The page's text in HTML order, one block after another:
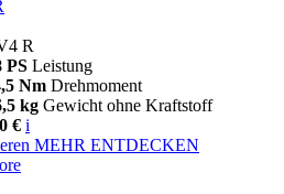
R
PS Leistung
Nm Drehmoment
kg Gewicht ohne Kraftstoff
€ i
MEHR ENTDECKEN